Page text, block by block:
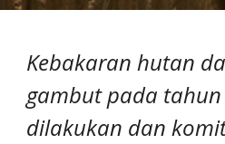
Kebakaran hutan
gambut pada
dilakukan dan